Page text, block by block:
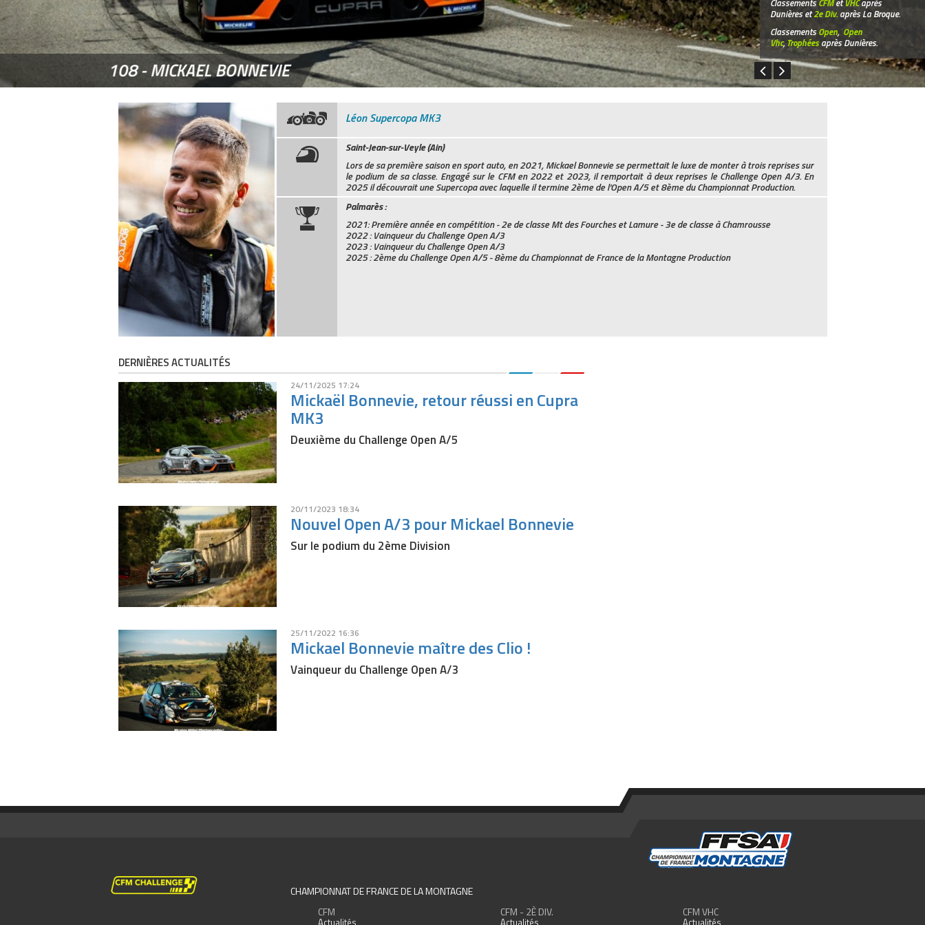
ClassementsCFMetVHCaprès
Dunières et2e Div. après La Broque.
ClassementsOpen, Open
Vhc, Trophéesaprès Dunières.
108 -MICKAEL BONNEVIE
Léon Supercopa MK3
Saint-Jean-sur-Veyle (Ain)
Lors de sa première saison en sport auto, en 2021, Mickael Bonnevie se permettait le luxe de monter à trois reprises sur
le podium de sa classe. Engagé sur le CFM en 2022 et 2023, il remportait à deux reprises le Challenge Open A/3. En
2025 il découvrait une Supercopa avec laquelle il termine 2ème de l’Open A/5 et 8ème du Championnat Production.
Palmarès :
2021: Première année en compétition - 2e de classe Mt des Fourches et Lamure - 3e de classe à Chamrousse
2022 : Vainqueur du Challenge Open A/3
2023 : Vainqueur du Challenge Open A/3
2025 : 2ème du Challenge Open A/5 - 8ème du Championnat de France de la Montagne Production
DERNIÈRES ACTUALITÉS
24/11/2025 17:24
Mickaël Bonnevie, retour réussi en Cupra
MK3
Deuxième du Challenge Open A/5
20/11/2023 18:34
Nouvel Open A/3 pour Mickael Bonnevie
Sur le podium du 2ème Division
25/11/2022 16:36
Mickael Bonnevie maître des Clio !
Vainqueur du Challenge Open A/3
CHAMPIONNAT DE FRANCE DE LA MONTAGNE
CFM
Actualités
CFM - 2È DIV.
Actualités
CFM VHC
Actualités